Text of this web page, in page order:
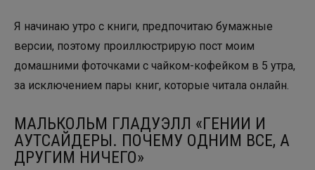
Я начинаю утро с книги, предпочитаю бумажные
версии, поэтому проиллюстрирую пост моим
домашними фоточками с чайком-кофейком в 5 утра,
за исключением пары книг, которые читала онлайн.
МАЛЬКОЛЬМ ГЛАДУЭЛЛ «ГЕНИИ И
АУТСАЙДЕРЫ. ПОЧЕМУ ОДНИМ ВСЕ, А
ДРУГИМ НИЧЕГО»